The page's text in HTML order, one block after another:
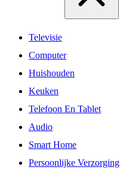
Televisie
Computer
Huishouden
Keuken
Telefoon En Tablet
Audio
Smart Home
Persoonlijke Verzorging